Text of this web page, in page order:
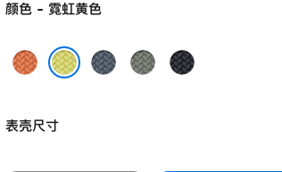
颜色 - 霓虹黄色
姜
色
铁
灰
午
表壳尺寸